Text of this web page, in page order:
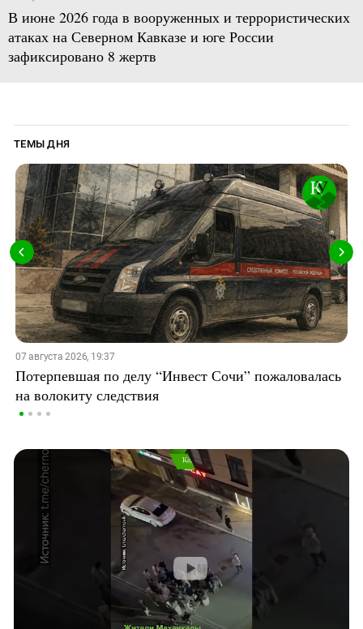
В июне 2026 года в вооруженных и террористических
атаках на Северном Кавказе и юге России
зафиксировано 8 жертв
ТЕМЫ ДНЯ
07 августа 2026, 19:37
Потерпевшая по делу “Инвест Сочи” пожаловалась
на волокиту следствия